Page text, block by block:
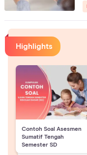
Highlights
Contoh Soal Asesmen
Sumatif Tengah
Semester SD